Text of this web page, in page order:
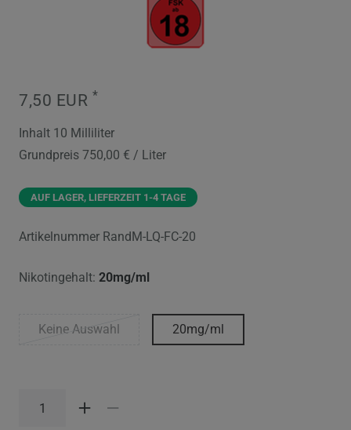
7,50 EUR *
Inhalt 10 Milliliter
Grundpreis 750,00 € / Liter
AUF LAGER, LIEFERZEIT 1-4 TAGE
Artikelnummer RandM-LQ-FC-20
Nikotingehalt: 20mg/ml
Keine Auswahl 20mg/ml